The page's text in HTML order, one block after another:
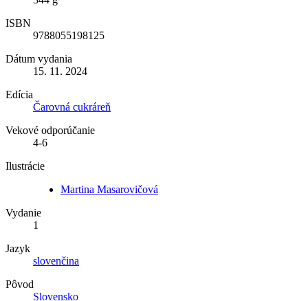
ISBN
9788055198125
Dátum vydania
15. 11. 2024
Edícia
Čarovná cukráreň
Vekové odporúčanie
4-6
Ilustrácie
Martina Masarovičová
Vydanie
1
Jazyk
slovenčina
Pôvod
Slovensko